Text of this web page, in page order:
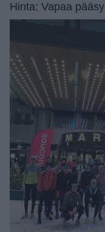
Hinta: Vapaa pääsy